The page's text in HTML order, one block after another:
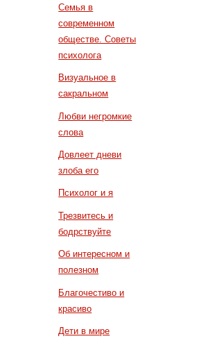
Семья в
современном
обществе. Советы
психолога
Визуальное в
сакральном
Любви негромкие
слова
Довлеет дневи
злоба его
Психолог и я
Трезвитесь и
бодрствуйте
Об интересном и
полезном
Благочестиво и
красиво
Дети в мире